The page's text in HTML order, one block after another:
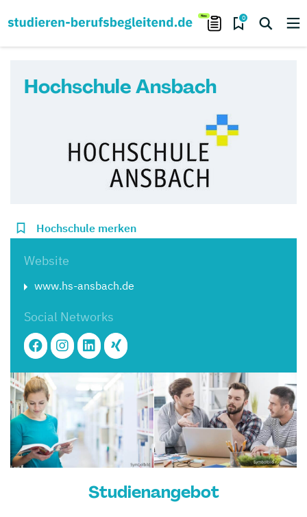
0
Hochschule Ansbach
Hochschule merken
Website
www.hs-ansbach.de
Social Networks
Studienangebot